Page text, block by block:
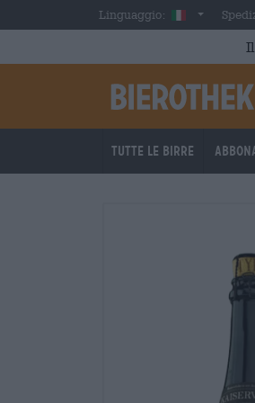
Skip to main contentLinguaggio: Italian
Tutte le birre